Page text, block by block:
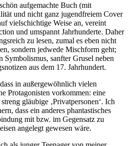
aufgemachte Buch (mit
und nicht ganz jugendfreiem Cover
vielschichtige Weise an, vereint
und umspannt Jahrhunderte. Daher
zu lesen, zumal es eben nicht
sondern jedwede Mischform geht;
Symbolismus, sanfter Grusel neben
aus dem 17. Jahrhundert.
in außergewöhnlich vielen
Protagonisten vorkommen: eine
gläubige ‚Privatpersonen‘. Ich
dass ein anderes phantastisches
mit bzw. im Gegensatz zu
angelegt gewesen wäre.